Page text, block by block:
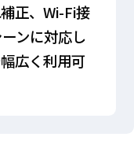
正、Wi-Fi接
ンに対応し
広く利用可